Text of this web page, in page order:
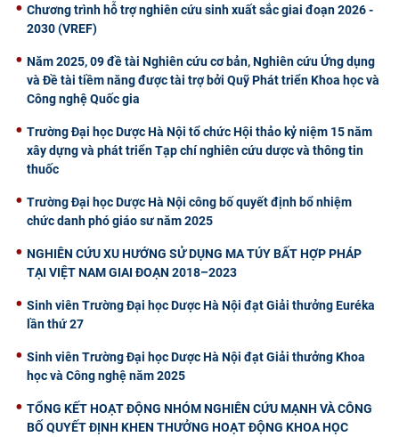
Chương trình hỗ trợ nghiên cứu sinh xuất sắc giai đoạn 2026 -
2030 (VREF)
Năm 2025, 09 đề tài Nghiên cứu cơ bản, Nghiên cứu Ứng dụng
và Đề tài tiềm năng được tài trợ bởi Quỹ Phát triển Khoa học và
Công nghệ Quốc gia
Trường Đại học Dược Hà Nội tổ chức Hội thảo kỷ niệm 15 năm
xây dựng và phát triển Tạp chí nghiên cứu dược và thông tin
thuốc
Trường Đại học Dược Hà Nội công bố quyết định bổ nhiệm
chức danh phó giáo sư năm 2025
NGHIÊN CỨU XU HƯỚNG SỬ DỤNG MA TÚY BẤT HỢP PHÁP
TẠI VIỆT NAM GIAI ĐOẠN 2018–2023
Sinh viên Trường Đại học Dược Hà Nội đạt Giải thưởng Euréka
lần thứ 27
Sinh viên Trường Đại học Dược Hà Nội đạt Giải thưởng Khoa
học và Công nghệ năm 2025
TỔNG KẾT HOẠT ĐỘNG NHÓM NGHIÊN CỨU MẠNH VÀ CÔNG
BỐ QUYẾT ĐỊNH KHEN THƯỞNG HOẠT ĐỘNG KHOA HỌC